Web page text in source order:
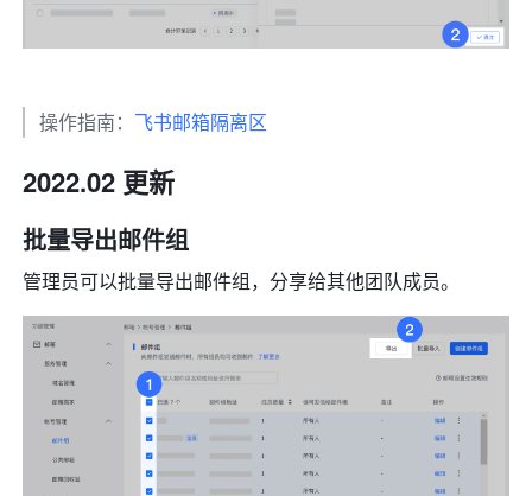
操作指南： 飞书邮箱隔离区
2022.02 更新
批量导出邮件组
管理员可以批量导出邮件组，分享给其他团队成员。